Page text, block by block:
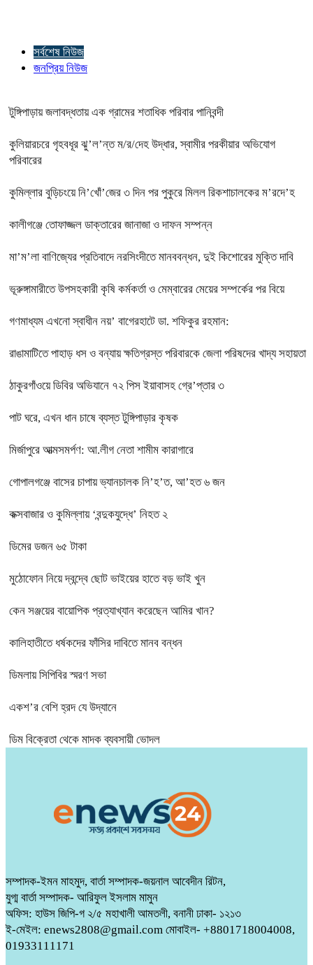
সর্বশেষ নিউজ
জনপ্রিয় নিউজ
টুঙ্গিপাড়ায় জলাবদ্ধতায় এক গ্রামের শতাধিক পরিবার পানিবন্দী
কুলিয়ারচরে গৃহবধূর ঝু’ল’ন্ত ম/র/দেহ উদ্ধার, স্বামীর পরকীয়ার অভিযোগ
পরিবারের
কুমিল্লার বুড়িচংয়ে নি’খোঁ’জের ৩ দিন পর পুকুরে মিলল রিকশাচালকের ম’রদে’হ
কালীগঞ্জে তোফাজ্জল ডাক্তারের জানাজা ও দাফন সম্পন্ন
মা’ম’লা বাণিজ্যের প্রতিবাদে নরসিংদীতে মানববন্ধন, দুই কিশোরের মুক্তি দাবি
ভূরুঙ্গামারীতে উপসহকারী কৃষি কর্মকর্তা ও মেম্বারের মেয়ের সম্পর্কের পর বিয়ে
গণমাধ্যম এখনো স্বাধীন নয়’ বাগেরহাটে ডা. শফিকুর রহমান:
রাঙামাটিতে পাহাড় ধস ও বন্যায় ক্ষতিগ্রস্ত পরিবারকে জেলা পরিষদের খাদ্য সহায়তা
ঠাকুরগাঁওয়ে ডিবির অভিযানে ৭২ পিস ইয়াবাসহ গ্রে’প্তার ৩
পাট ঘরে, এখন ধান চাষে ব্যস্ত টুঙ্গিপাড়ার কৃষক
মির্জাপুরে আত্মসমর্পণ: আ.লীগ নেতা শামীম কারাগারে
গোপালগঞ্জে বাসের চাপায় ভ্যানচালক নি’হ’ত, আ’হত ৬ জন
কক্সবাজার ও কুমিল্লায় ‘বন্দুকযুদ্ধে’ নিহত ২
ডিমের ডজন ৬৫ টাকা
মুঠোফোন নিয়ে দ্বন্দ্বে ছোট ভাইয়ের হাতে বড় ভাই খুন
কেন সঞ্জয়ের বায়োপিক প্রত্যাখ্যান করেছেন আমির খান?
কালিহাতীতে ধর্ষকদের ফাঁসির দাবিতে মানব বন্ধন
ডিমলায় সিপিবির স্মরণ সভা
একশ’র বেশি হ্রদ যে উদ্যানে
ডিম বিক্রেতা থেকে মাদক ব্যবসায়ী ভোদল
সম্পাদক-ইমন মাহমুদ, বার্তা সম্পাদক-জয়নাল আবেদীন রিটন,
যুগ্ম বার্তা সম্পাদক- আরিফুল ইসলাম মামুন
অফিস: হাউস জিপি-গ ২/৫ মহাখালী আমতলী, বনানী ঢাকা- ১২১৩
ই-মেইল: enews2808@gmail.com মোবাইল- +8801718004008,
01933111171